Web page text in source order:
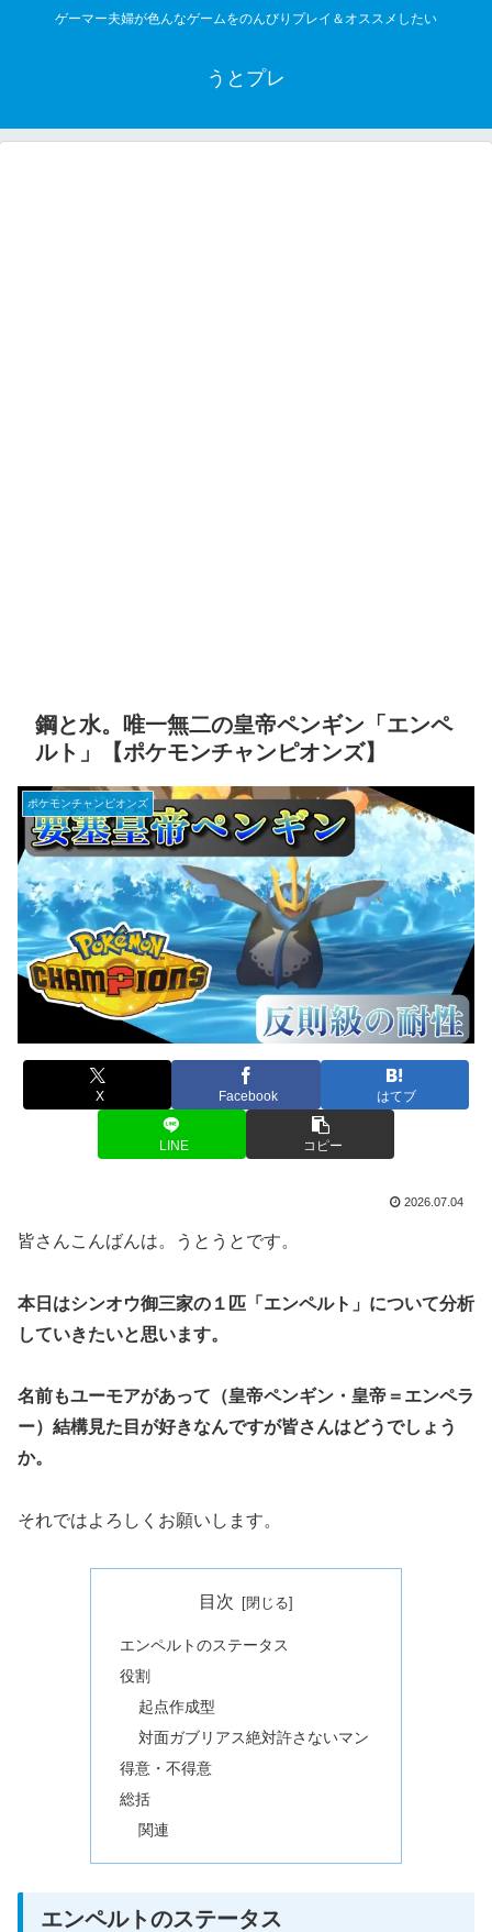
ゲーマー夫婦が色んなゲームをのんびりプレイ＆オススメしたい
うとプレ
鋼と水。唯一無二の皇帝ペンギン「エンペ
ルト」【ポケモンチャンピオンズ】
ポケモンチャンピオンズ
X Facebook はてブ
LINE コピー
2026.07.04
皆さんこんばんは。うとうとです。
本日はシンオウ御三家の１匹「エンペルト」について分析
していきたいと思います。
名前もユーモアがあって（皇帝ペンギン・皇帝＝エンペラ
ー）結構見た目が好きなんですが皆さんはどうでしょう
か。
それではよろしくお願いします。
目次
エンペルトのステータス
役割
起点作成型
対面ガブリアス絶対許さないマン
得意・不得意
総括
関連
エンペルトのステータス